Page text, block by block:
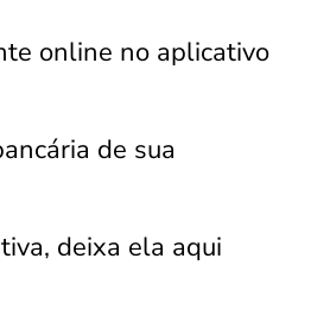
online no aplicativo
de sua
deixa ela aqui